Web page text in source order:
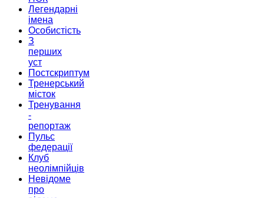
Легендарні
імена
Особистість
З
перших
уст
Постскриптум
Тренерський
місток
Тренування
-
репортаж
Пульс
федерації
Клуб
неолімпійців
Невідоме
про